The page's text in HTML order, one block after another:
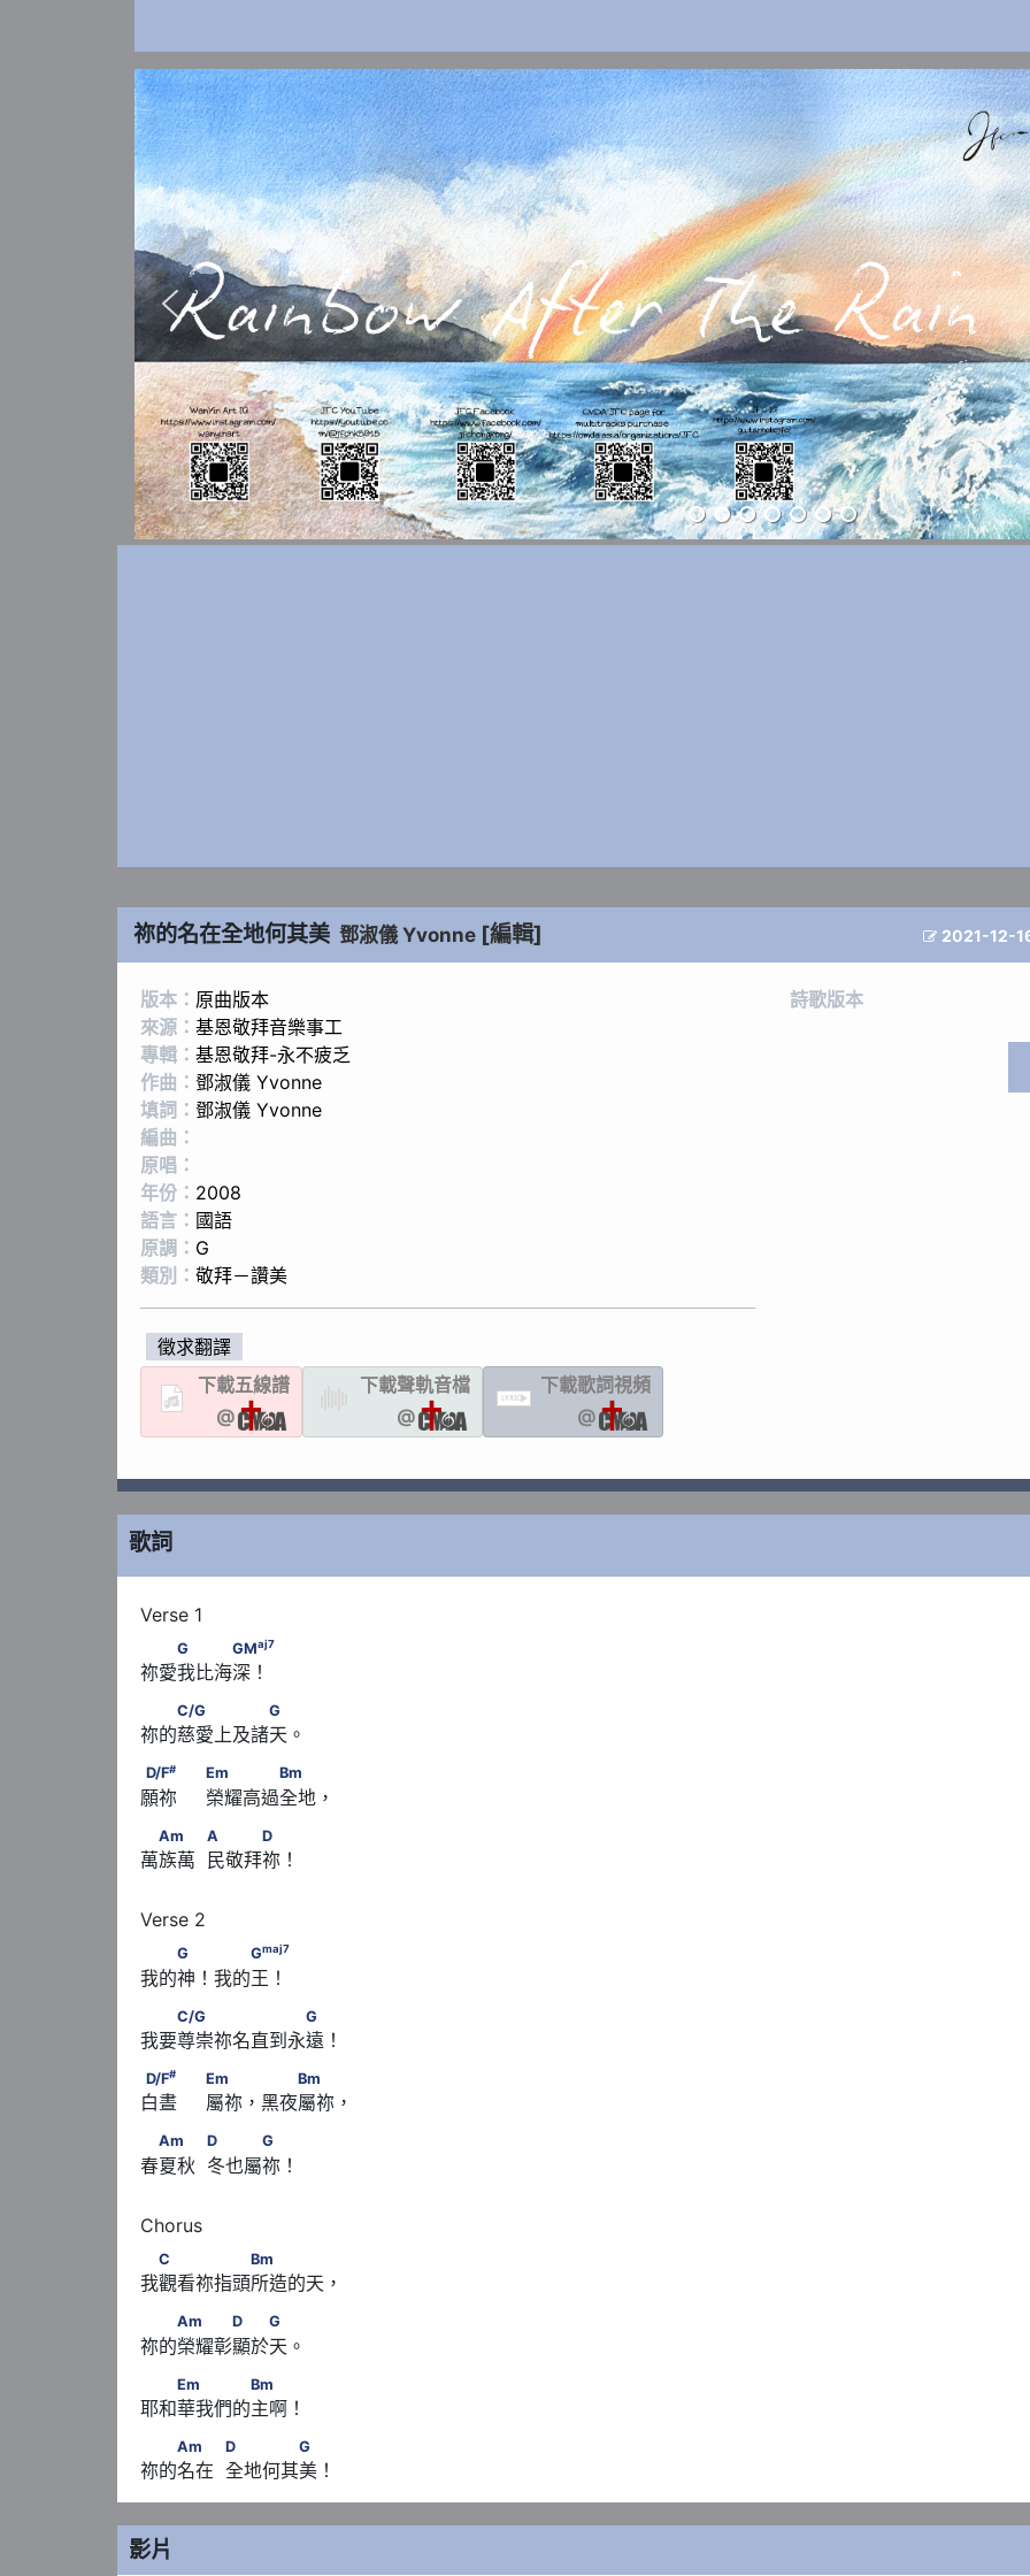
祢的名在全地何其美 鄧淑儀 Yvonne [編輯]  2021-12-
版本： 原曲版本
來源： 基恩敬拜音樂事工
專輯： 基恩敬拜-永不疲乏
作曲： 鄧淑儀 Yvonne
填詞： 鄧淑儀 Yvonne
編曲：
原唱：
年份： 2008
語言： 國語
原調： G
類別： 敬拜－讚美
徵求翻譯
下載五線譜
@
下載聲軌音檔
@
LYRIC
下載歌詞視頻
@
詩歌版本
歌詞
G　　　GM
G GMaj7
祢愛我比海深！
C/G　　　　　G
C/G G
祢的慈愛上及諸天。
D/F# Em　　　　Bm
D/F# Em Bm
願祢     榮耀高過全地，
Am　　            A　　　D
Am A D
萬族萬  民敬拜祢！
G　 　　Gmaj7
G Gmaj7
我的神！我的王！
C/G　　　　　　　G
C/G G
我要尊崇祢名直到永遠！
D/F# Em　　 　　Bm
D/F# Em Bm
白晝     屬祢，黑夜屬祢，
Am　　            D　　　G
Am D G
春夏秋  冬也屬祢！
C　　　　　Bm
C Bm
我觀看祢指頭所造的天，
Am　　　D　　G
Am D G
祢的榮耀彰顯於天。
Em　　　　Bm
Em Bm
耶和華我們的主啊！
Am　　            D　　　　G
Am D G
祢的名在  全地何其美！
影片